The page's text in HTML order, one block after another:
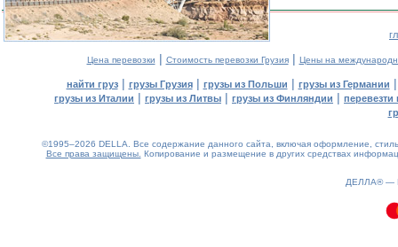
Цена перевозки | Стоимость перевозки Грузия| Цены на
найти груз| грузы Грузия| грузы из Польши | грузы из Германии
грузы из Италии | грузы из Литвы | грузы из Финляндии | перевезти
©1995–2026 DELLA. Все содержание данного сайта, включая оформление,
Все права защищены. Копирование и размещение в других средствах
ДЕЛЛА® —